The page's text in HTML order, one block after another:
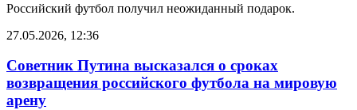
Российский футбол получил неожиданный подарок.
27.05.2026, 12:36
Советник Путина высказался о сроках
возвращения российского футбола на мировую
арену